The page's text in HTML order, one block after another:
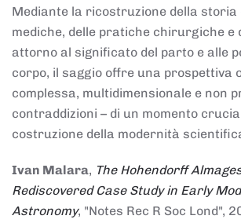
Mediante la ricostruzione della storia
mediche, delle pratiche chirurgiche e
attorno al significato del parto e alle
corpo, il saggio offre una prospettiva
complessa, multidimensionale e non
contraddizioni – di un momento
costruzione della modernità
Ivan Malara, The Hohendorff
Rediscovered Case Study in Early
Astronomy, "Notes Rec R Soc Lond",